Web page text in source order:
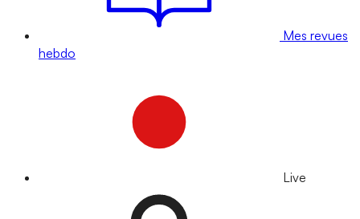
Mes revues
hebdo
Live